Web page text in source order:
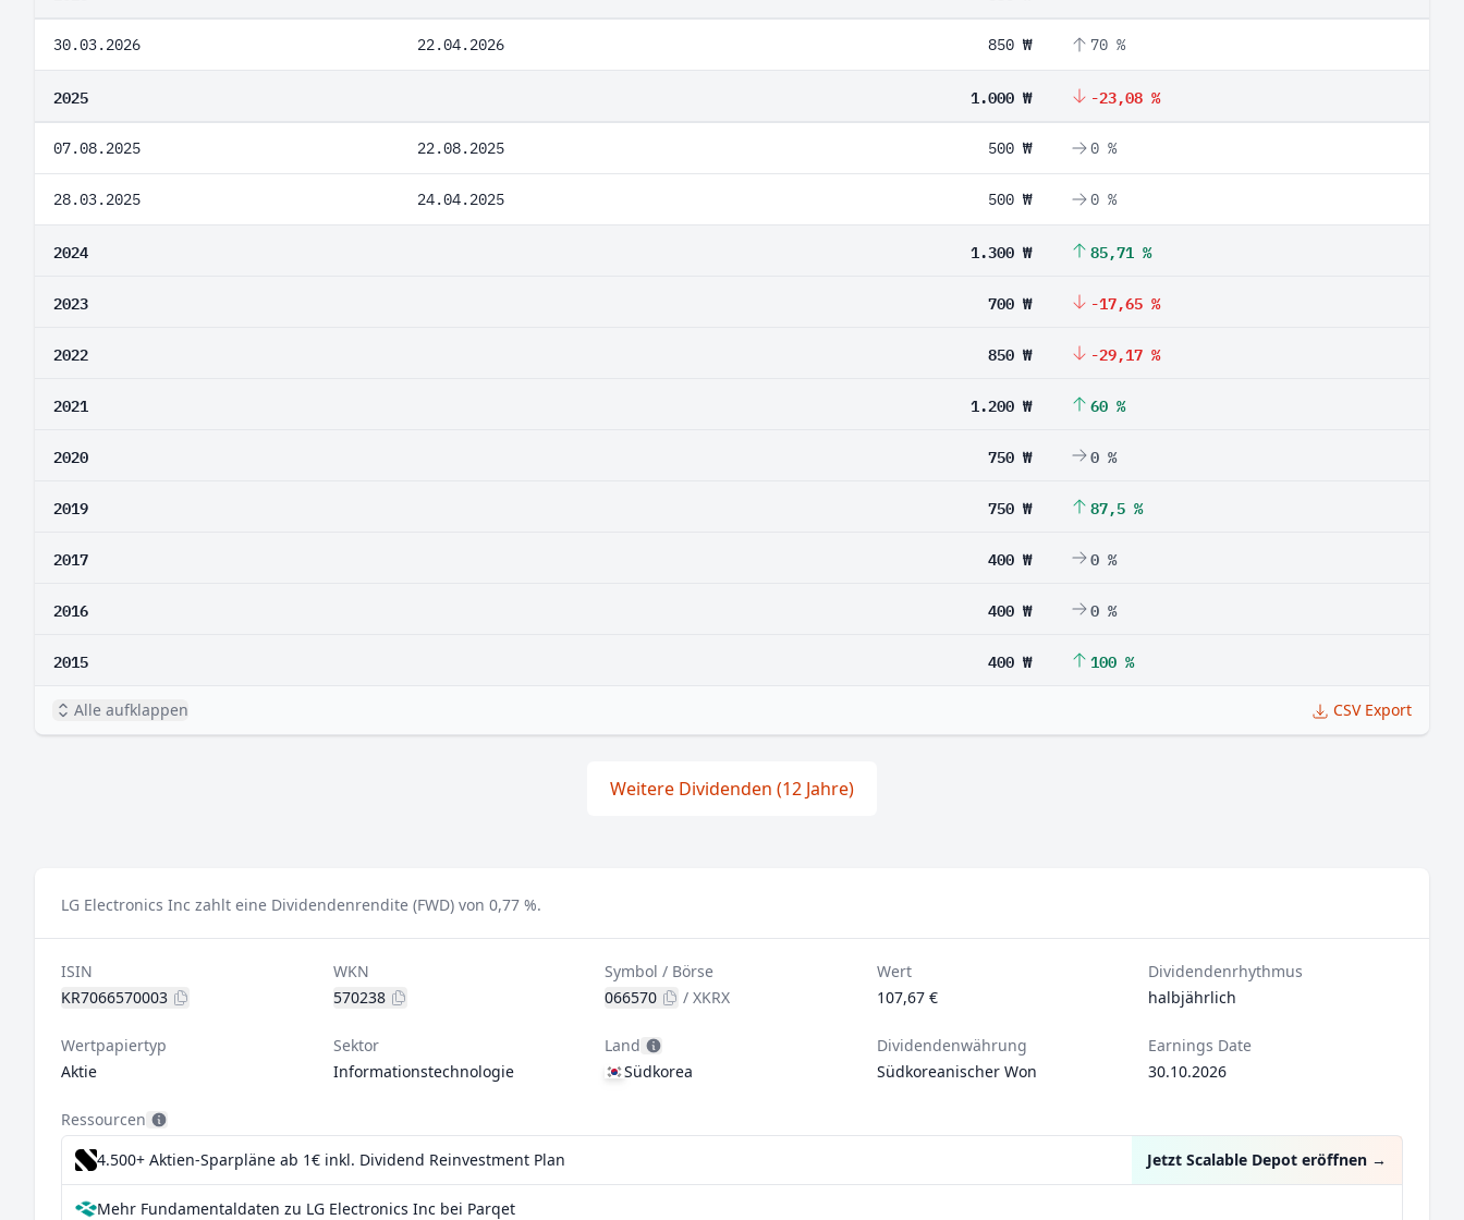
30.03.2026 22.04.2026 850 ₩ 70 %
2025 1.000 ₩ -23,08 %
07.08.2025 22.08.2025 500 ₩ 0 %
28.03.2025 24.04.2025 500 ₩ 0 %
2024 1.300 ₩ 85,71 %
2023 700 ₩ -17,65 %
2022 850 ₩ -29,17 %
2021 1.200 ₩ 60 %
2020 750 ₩ 0 %
2019 750 ₩ 87,5 %
2017 400 ₩ 0 %
2016 400 ₩ 0 %
2015 400 ₩ 100 %
Alle aufklappen CSV Export
Weitere Dividenden (12 Jahre)
LG Electronics Inc zahlt eine Dividendenrendite (FWD) von 0,77 %.
ISIN
KR7066570003
WKN
570238
Symbol / Börse
066570
/XKRX
Wert
107,67 €
Dividendenrhythmus
halbjährlich
Wertpapiertyp
Aktie
Sektor
Informationstechnologie
Land
Südkorea
Dividendenwährung
Südkoreanischer Won
Earnings Date
30.10.2026
Ressourcen
4.500+ Aktien-Sparpläne ab 1€ inkl. Dividend Reinvestment Plan Jetzt Scalable Depot eröffnen →
Mehr Fundamentaldaten zu LG Electronics Inc bei Parqet